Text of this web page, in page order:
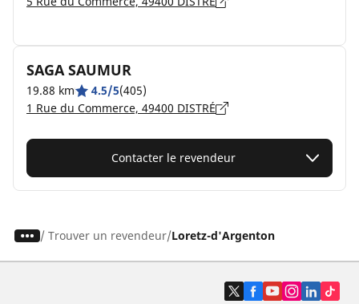
SAGA SAUMUR
19.88 km 4.5/5(405)
1 Rue du Commerce, 49400 DISTRÉ
Contacter le revendeur
/ Trouver un revendeur Loretz-d'Argenton